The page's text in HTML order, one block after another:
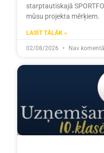
starptautiskajā
mūsu projekta mērķiem.
LASĪT TĀLĀK »
02/08/2026 Nav